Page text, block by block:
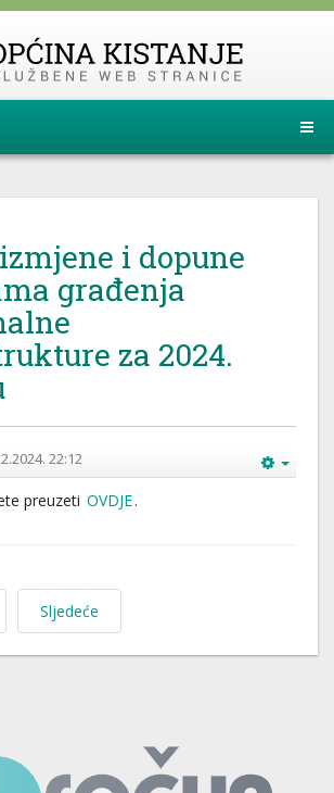
i dopune
građenja
za 2024.
22:12
preuzeti OVDJE.
Sljedeće